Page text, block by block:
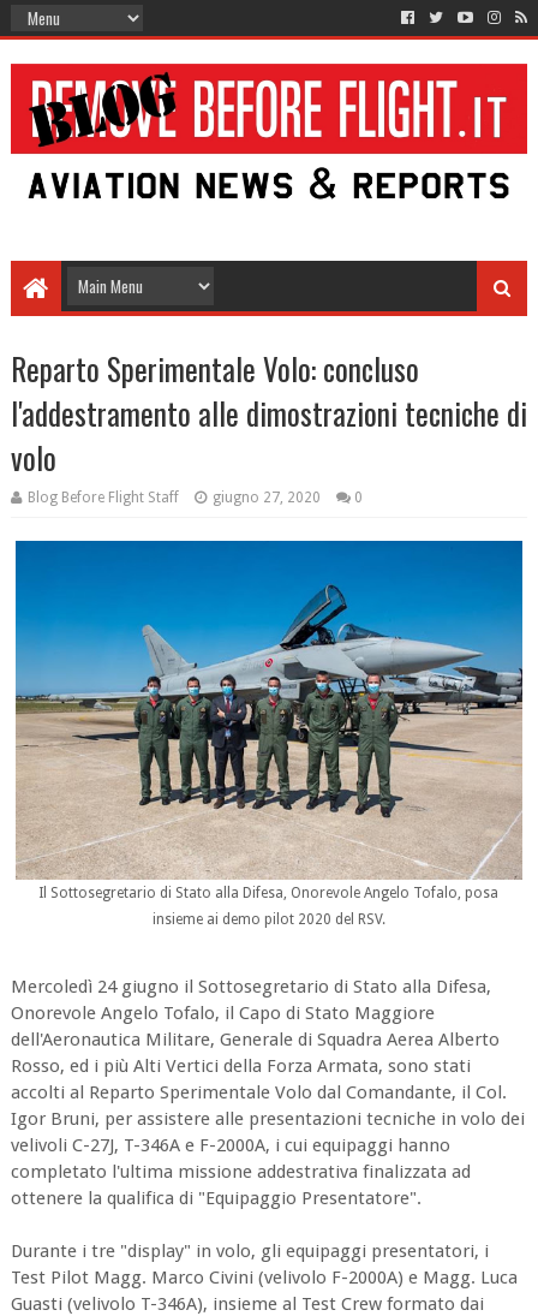
Reparto Sperimentale Volo: concluso
l'addestramento alle dimostrazioni tecniche di
volo
Blog Before Flight Staff giugno 27, 2020 0
Il Sottosegretario di Stato alla Difesa, Onorevole Angelo Tofalo, posa
insieme ai demo pilot 2020 del RSV.
Mercoledì 24 giugno il Sottosegretario di Stato alla Difesa,
Onorevole Angelo Tofalo, il Capo di Stato Maggiore
dell'Aeronautica Militare, Generale di Squadra Aerea Alberto
Rosso, ed i più Alti Vertici della Forza Armata, sono stati
accolti al Reparto Sperimentale Volo dal Comandante, il Col.
Igor Bruni, per assistere alle presentazioni tecniche in volo dei
velivoli C-27J, T-346A e F-2000A, i cui equipaggi hanno
completato l'ultima missione addestrativa finalizzata ad
ottenere la qualifica di "Equipaggio Presentatore".
Durante i tre "display" in volo, gli equipaggi presentatori, i
Test Pilot Magg. Marco Civini (velivolo F-2000A) e Magg. Luca
Guasti (velivolo T-346A), insieme al Test Crew formato dai